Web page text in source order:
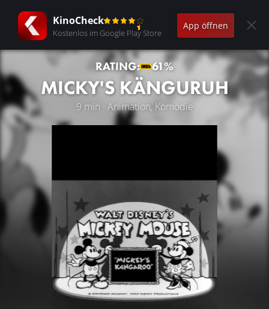
KinoCheck
Kostenlos im Google Play Store
App öffnen
RATING: 61%
MICKY'S KÄNGURUH
9 min · Animation, Komödie